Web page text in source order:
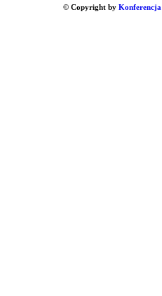
© Copyright by Konferencja